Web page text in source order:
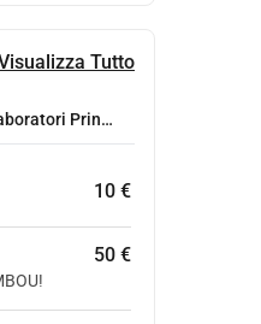
Tutto
Principali
10 €
50 €